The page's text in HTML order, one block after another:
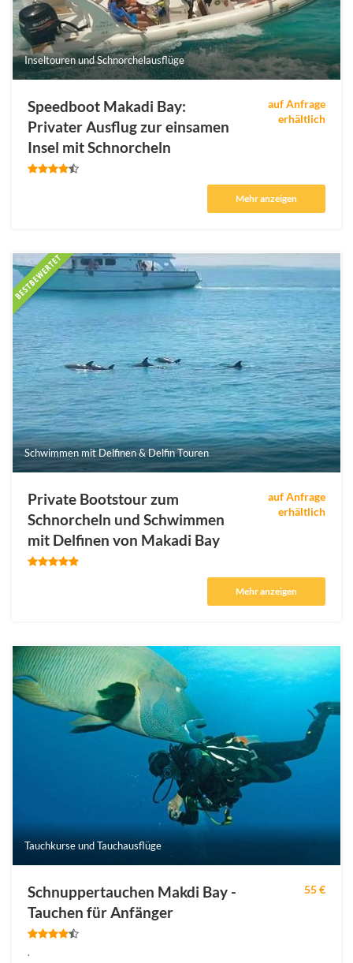
Inseltouren und Schnorchelausflüge
Speedboot Makadi Bay:
Privater Ausflug zur einsamen
Insel mit Schnorcheln
auf Anfrage
erhältlich
Mehr anzeigen
Schwimmen mit Delfinen & Delfin Touren
Private Bootstour zum
Schnorcheln und Schwimmen
mit Delfinen von Makadi Bay
auf Anfrage
erhältlich
Mehr anzeigen
Tauchkurse und Tauchausflüge
Schnuppertauchen Makdi Bay -
Tauchen für Anfänger
55 €
.